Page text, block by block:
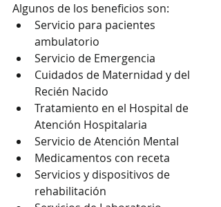
Algunos de los beneficios son:
Servicio para pacientes
ambulatorio
Servicio de Emergencia
Cuidados de Maternidad y del
Recién Nacido
Tratamiento en el Hospital de
Atención Hospitalaria
Servicio de Atención Mental
Medicamentos con receta
Servicios y dispositivos de
rehabilitación